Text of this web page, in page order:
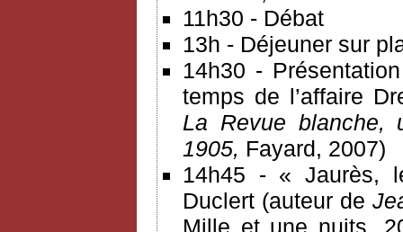
11h30 - Débat
13h - Déjeuner sur
14h30 -
temps de l’affaire
La Revue blanche,
1905, Fayard, 2007)
14h45 - « Jaurès,
Duclert (auteur de
Mille et une nuits,